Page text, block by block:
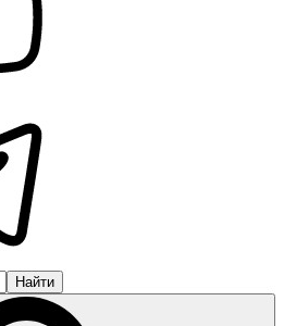
Найти